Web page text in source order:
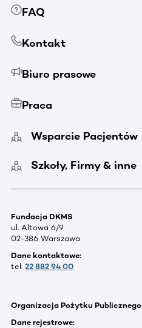
FAQ
Kontakt
Biuro prasowe
Praca
Wsparcie Pacjentów
Szkoły, Firmy & inne
Fundacja DKMS
ul. Altowa 6/9
02-386 Warszawa
Dane kontaktowe:
tel. 22 882 94 00
Organizacja Pożytku Publicznego
Dane rejestrowe: